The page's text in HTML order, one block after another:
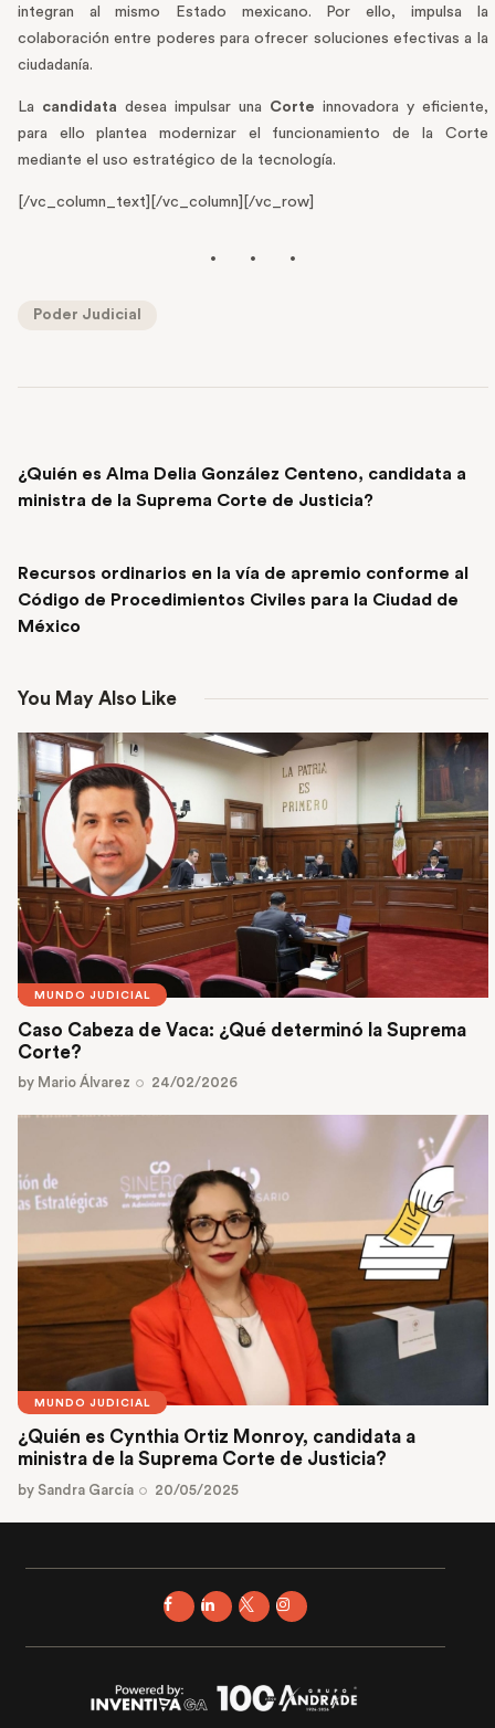
integran al mismo Estado mexicano. Por ello, impulsa la
colaboración entre poderes para ofrecer soluciones efectivas a la
ciudadanía.
La candidata desea impulsar una Corte innovadora y eficiente,
para ello plantea modernizar el funcionamiento de la Corte
mediante el uso estratégico de la tecnología.
[/vc_column_text][/vc_column][/vc_row]
Poder Judicial
¿Quién es Alma Delia González Centeno, candidata a
ministra de la Suprema Corte de Justicia?
Recursos ordinarios en la vía de apremio conforme al
Código de Procedimientos Civiles para la Ciudad de
México
You May Also Like
MUNDO JUDICIAL
Caso Cabeza de Vaca: ¿Qué determinó la Suprema
Corte?
by Mario Álvarez 24/02/2026
MUNDO JUDICIAL
¿Quién es Cynthia Ortiz Monroy, candidata a
ministra de la Suprema Corte de Justicia?
by Sandra García 20/05/2025